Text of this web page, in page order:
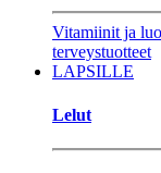
Vitamiinit ja
terveystuotteet
LAPSILLE
Lelut